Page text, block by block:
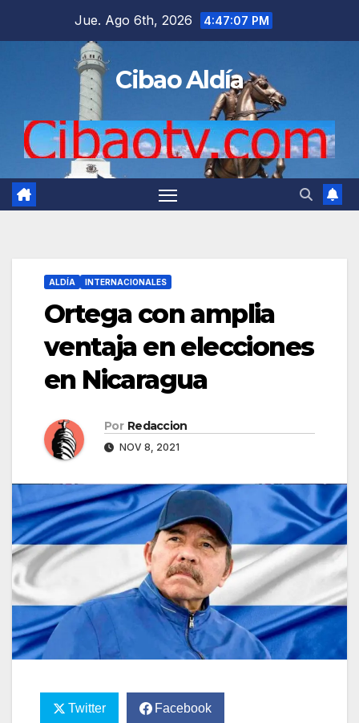
Jue. Ago 6th, 2026 4:47:08 PM
Cibao Aldía
ALDÍA INTERNACIONALES
Ortega con amplia
ventaja en elecciones
en Nicaragua
Por Redaccion
NOV 8, 2021
Twitter Facebook